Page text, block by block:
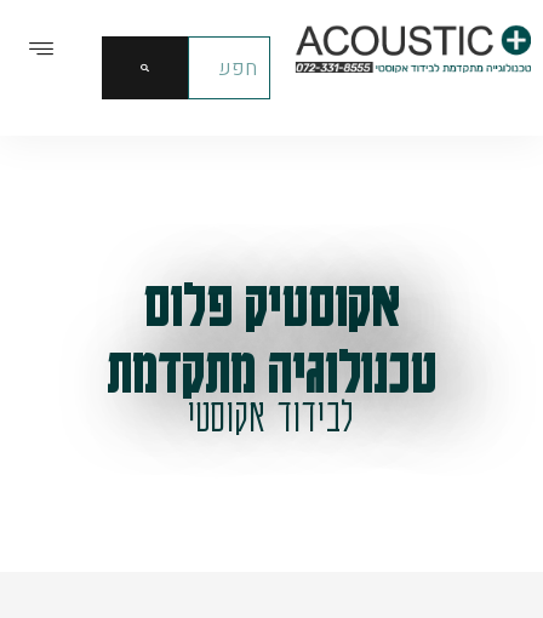
אקוסטיק פלוס
טכנולוגיה מתקדמת
לבידוד אקוסטי